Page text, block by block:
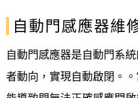
自動門感應器維
自動門感應器是自動門系
者動向，實現自動啟閉。